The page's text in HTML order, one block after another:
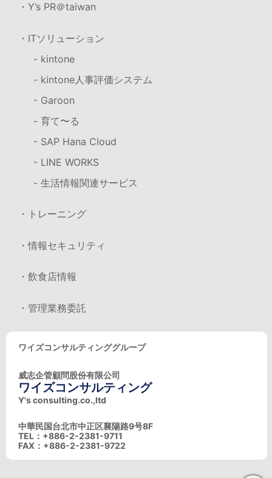
・Y’s PR＠taiwan
・ITソリューション
- kintone
- kintone人事評価システム
- Garoon
- 育て〜る
- SAP Hana Cloud
- LINE WORKS
- 生活情報関連サービス
・トレーニング
・情報セキュリティ
・飲食店情報
・管理業務委託
ワイズコンサルティンググループ
威志企管顧問股份有限公司
ワイズコンサルティング
Y's consulting.co.,ltd
中華民国台北市中正区襄陽路9号8F
TEL：+886-2-2381-9711
FAX：+886-2-2381-9722